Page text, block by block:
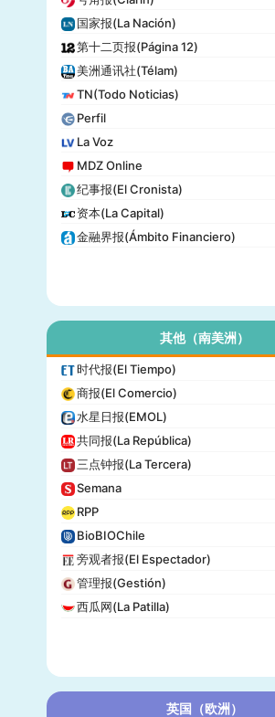
国家报(La Nación)
第十二页报(Página 12)
美洲通讯社(Télam)
TN(Todo Noticias)
Perfil
La Voz
MDZ Online
纪事报(El Cronista)
资本(La Capital)
金融界报(Ámbito Financiero)
其他（南美洲）
时代报(El Tiempo)
商报(El Comercio)
水星日报(EMOL)
共同报(La República)
三点钟报(La Tercera)
Semana
RPP
BioBIOChile
旁观者报(El Espectador)
管理报(Gestión)
西瓜网(La Patilla)
英国（欧洲）